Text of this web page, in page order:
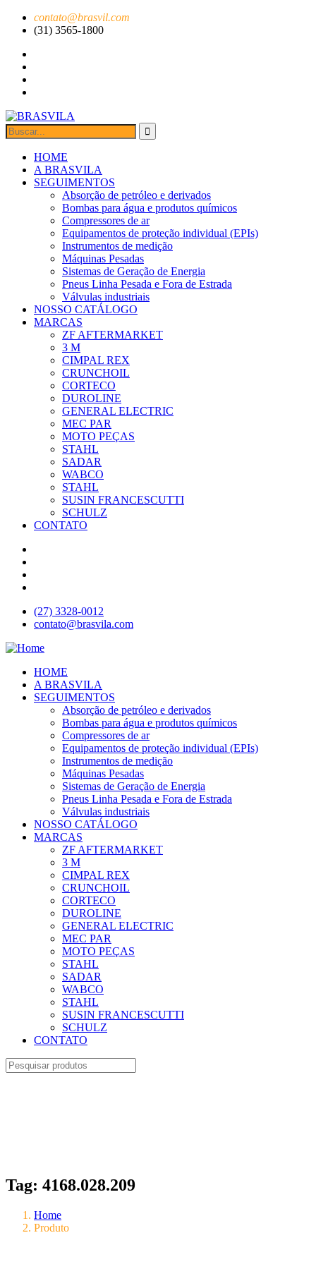
contato@brasvil.com
(31) 3565-1800
HOME
A BRASVILA
SEGUIMENTOS
Absorção de petróleo e derivados
Bombas para água e produtos químicos
Compressores de ar
Equipamentos de proteção individual (EPIs)
Instrumentos de medição
Máquinas Pesadas
Sistemas de Geração de Energia
Pneus Linha Pesada e Fora de Estrada
Válvulas industriais
NOSSO CATÁLOGO
MARCAS
ZF AFTERMARKET
3 M
CIMPAL REX
CRUNCHOIL
CORTECO
DUROLINE
GENERAL ELECTRIC
MEC PAR
MOTO PEÇAS
STAHL
SADAR
WABCO
STAHL
SUSIN FRANCESCUTTI
SCHULZ
CONTATO
(27) 3328-0012
contato@brasvila.com
HOME
A BRASVILA
SEGUIMENTOS
Absorção de petróleo e derivados
Bombas para água e produtos químicos
Compressores de ar
Equipamentos de proteção individual (EPIs)
Instrumentos de medição
Máquinas Pesadas
Sistemas de Geração de Energia
Pneus Linha Pesada e Fora de Estrada
Válvulas industriais
NOSSO CATÁLOGO
MARCAS
ZF AFTERMARKET
3 M
CIMPAL REX
CRUNCHOIL
CORTECO
DUROLINE
GENERAL ELECTRIC
MEC PAR
MOTO PEÇAS
STAHL
SADAR
WABCO
STAHL
SUSIN FRANCESCUTTI
SCHULZ
CONTATO
Tag: 4168.028.209
Home
Produto